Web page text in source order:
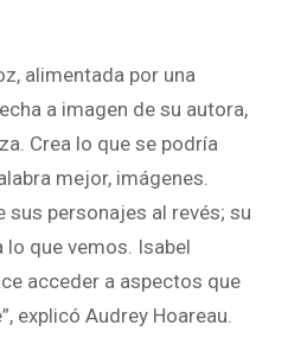
alimentada por una
a imagen de su autora,
Crea lo que se podría
mejor, imágenes.
sus personajes al revés; su
que vemos. Isabel
acceder a aspectos que
explicó Audrey Hoareau.